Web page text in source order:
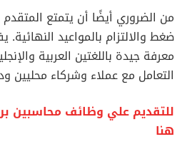
من الضروري أيضًا أن يتمتع
ضغط والالتزام بالمواعيد
معرفة جيدة باللغتين العربية
التعامل مع عملاء وشركاء محليين
هنا